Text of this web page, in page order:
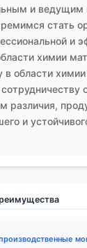
и ведущим
стать
и
химии
области
различия,
и